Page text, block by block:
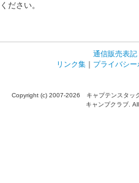
ください。
通信販売表記
リンク集 ｜ プライバシー
Copyright (c) 2007-2026 キャプテンスタッ
キャンプクラブ.